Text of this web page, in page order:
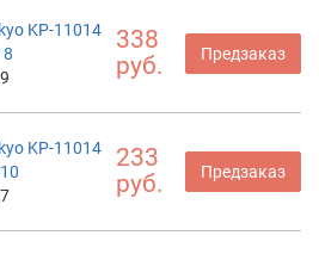
KP-11014
338
руб.
Предзаказ
KP-11014
233
руб.
Предзаказ